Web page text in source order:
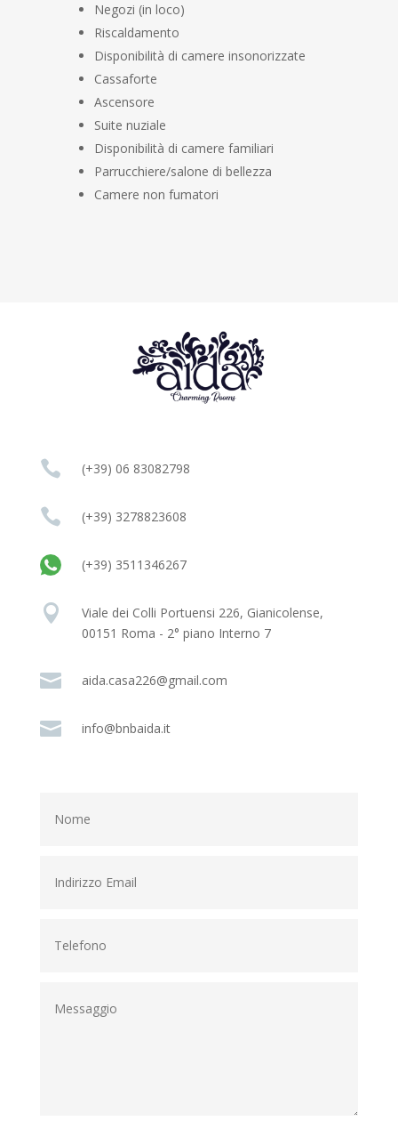
Negozi (in loco)
Riscaldamento
Disponibilità di camere insonorizzate
Cassaforte
Ascensore
Suite nuziale
Disponibilità di camere familiari
Parrucchiere/salone di bellezza
Camere non fumatori
 (+39) 06 83082798
 (+39) 3278823608
(+39) 3511346267

Viale dei Colli Portuensi 226, Gianicolense,
00151 Roma - 2° piano Interno 7
 aida.casa226@gmail.com
 info@bnbaida.it